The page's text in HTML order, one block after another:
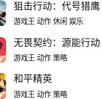
狙击行动：代号猎鹰
游戏王 动作 休闲 娱乐
无畏契约：源能行动
游戏王 动作 策略
和平精英
游戏王 动作 策略